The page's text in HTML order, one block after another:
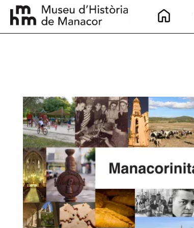
Skip to main content
Main
navigation